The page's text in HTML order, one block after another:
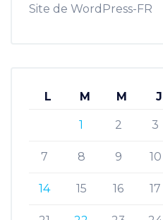
Site de WordPress-FR
L M M J
1 2 3
7 8 9 10
14 15 16 17